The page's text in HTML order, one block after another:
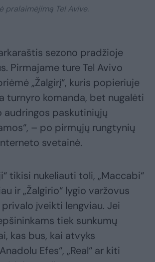
pralaimėjimą Tel Avive.
sezono pradžioje
Pirmajame ture Tel Avivo
„Žalgirį“, kuris popieriuje
turnyro komanda, bet nugalėti
audringos paskutiniųjų
– po pirmųjų rungtynių
svetainė.
tikisi nukeliauti toli, „Maccabi“
ir „Žalgirio“ lygio varžovus
įveikti lengviau. Jei
tiek sunkumų
kas bus, kai atvyks
Efes“, „Real“ ar kiti